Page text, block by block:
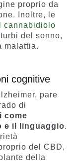
proprio da
Inoltre, le
cannabidiolo
del sonno,
malattia.
cognitive
pare
di
come
e il linguaggio.
del CBD,
della